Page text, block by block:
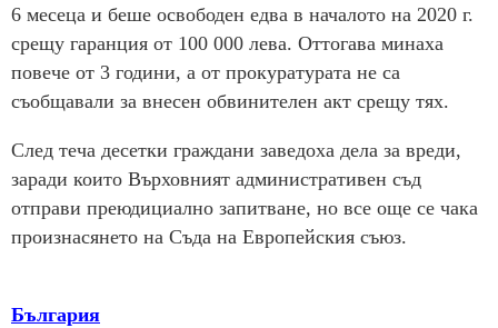
6 месеца и беше освободен едва в началото на 2020 г.
срещу гаранция от 100 000 лева. Оттогава минаха
повече от 3 години, а от прокуратурата не са
съобщавали за внесен обвинителен акт срещу тях.
След теча десетки граждани заведоха дела за вреди,
заради които Върховният административен съд
отправи преюдициално запитване, но все още се чака
произнасянето на Съда на Европейския съюз.
България